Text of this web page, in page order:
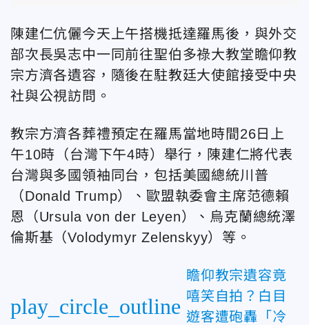
陳建仁伉儷今天上午搭機抵達羅馬後，與外交
部次長吳志中一同前往聖伯多祿大教堂瞻仰教
宗方濟各遺容，隨後在駐教廷大使館接受中央
社與公視訪問。
教宗方濟各葬禮預定在羅馬當地時間26日上
午10時（台灣下午4時）舉行，陳建仁將代表
台灣與多國領袖同台，包括美國總統川普
（Donald Trump）、歐盟執委會主席范德賴
恩（Ursula von der Leyen）、烏克蘭總統澤
倫斯基（Volodymyr Zelenskyy）等。
play_circle_outline
瞻仰教宗遺容竟
嘻笑自拍？白目
遊客遭砲轟「冷